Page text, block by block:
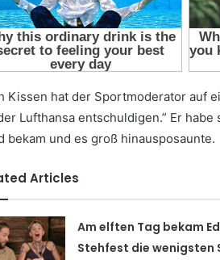
Kissen hat der Sportmoderator auf
Lufthansa entschuldigen.” Er
bekam und es groß hinausposaunte.
Articles
Am elften Tag bekam
Stehfest die wenigsten